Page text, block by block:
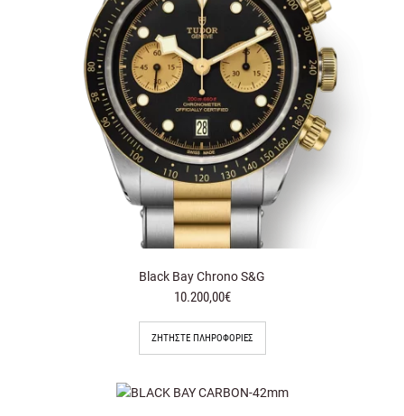
Black Bay Chrono S&G
10.200,00€
ΖΗΤΉΣΤΕ ΠΛΗΡΟΦΟΡΊΕΣ